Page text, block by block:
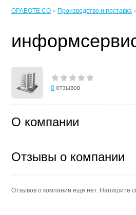
ОРАБОТЕ.CO » Производство и поставка
0 отзывов
О компании
Отзывы о компании
Отзывов о компании еще нет. Напишите